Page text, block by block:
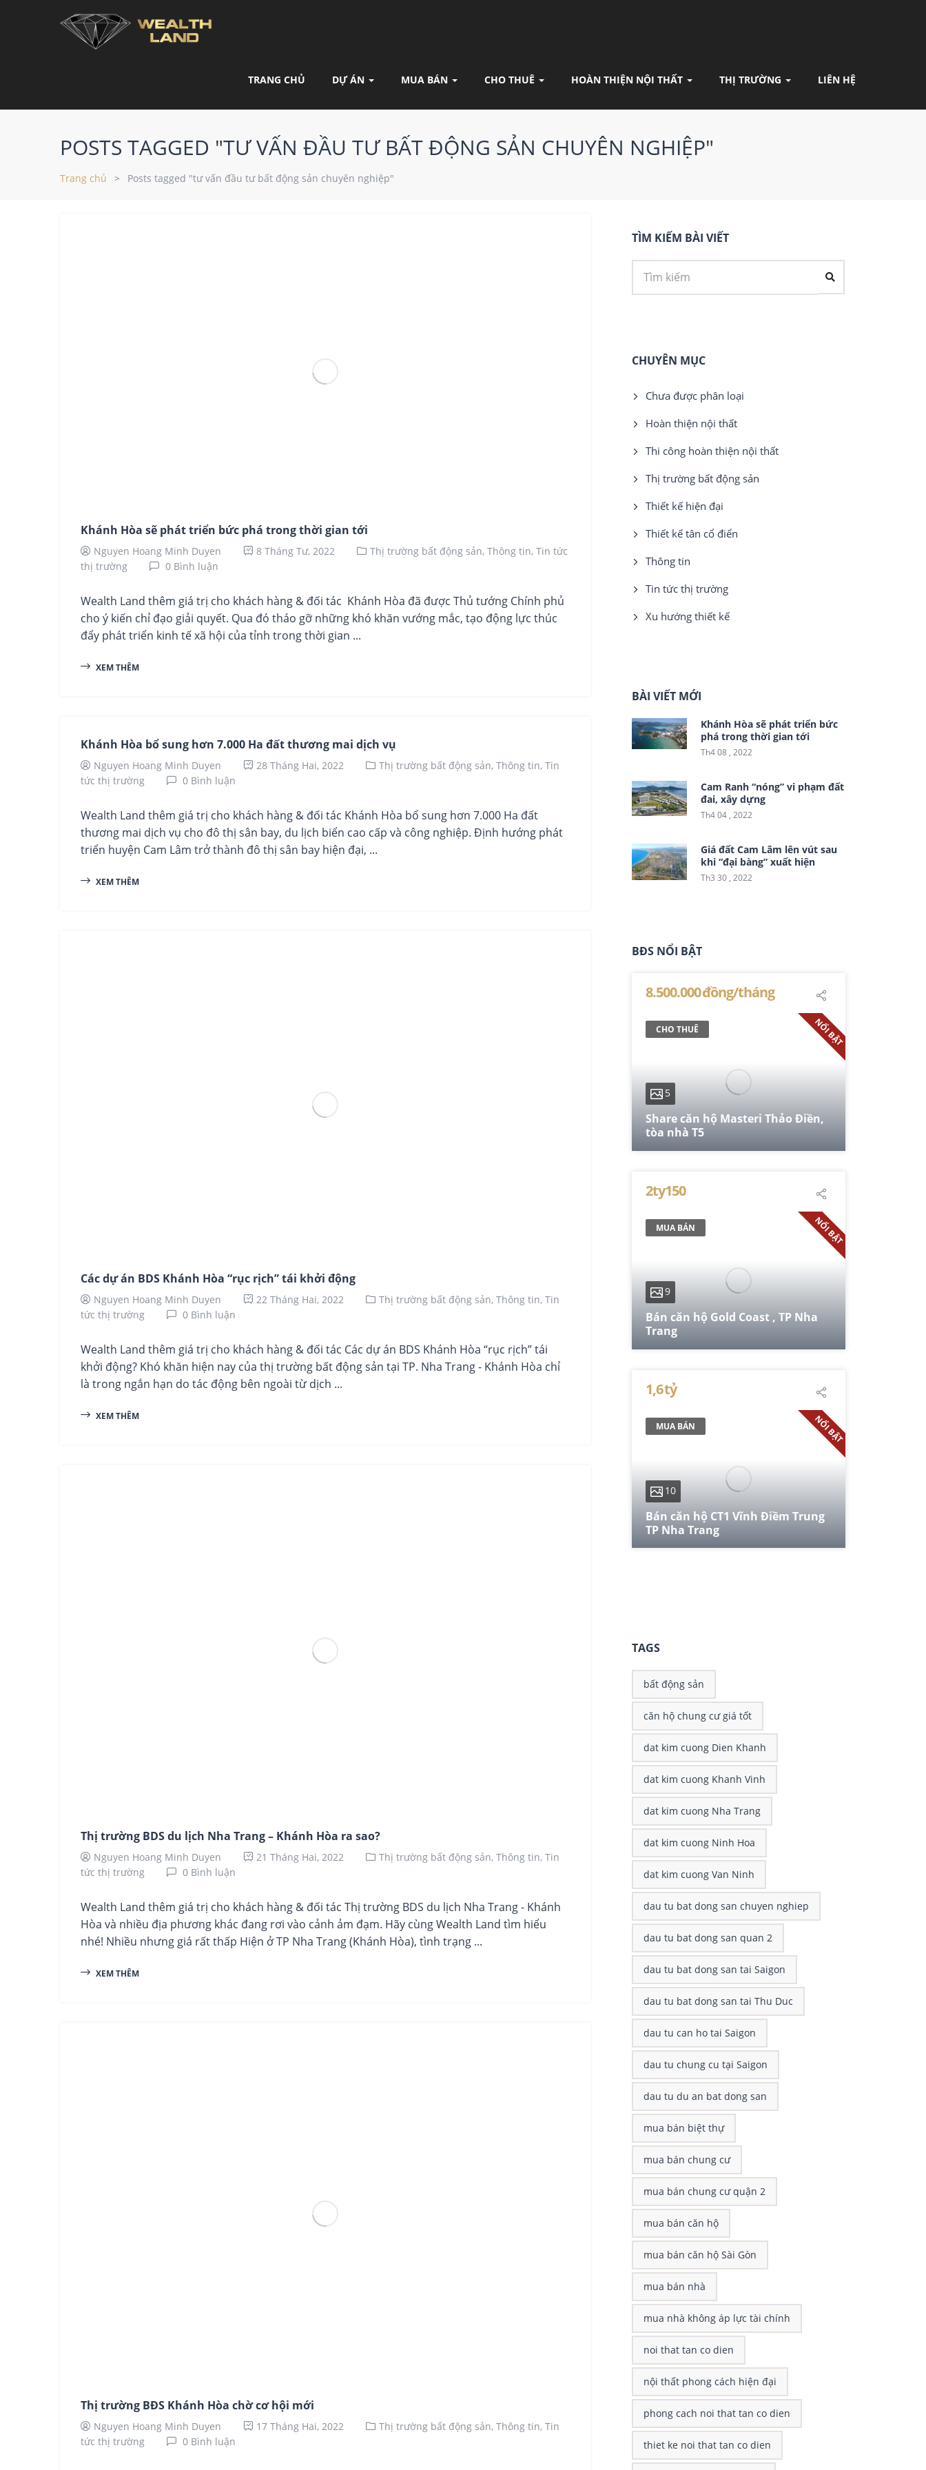
TRANG CHỦ DỰ ÁN MUA BÁN CHO THUÊ HOÀN THIỆN NỘI THẤT THỊ TRƯỜNG LIÊN HỆ
POSTS TAGGED "TƯ VẤN ĐẦU TƯ BẤT ĐỘNG SẢN CHUYÊN NGHIỆP"
Trang chủ Posts tagged "tư vấn đầu tư bất động sản chuyên nghiệp"
Khánh Hòa sẽ phát triển bức phá trong thời gian tới
Nguyen Hoang Minh Duyen 8 Tháng Tư, 2022 Thị trường bất động sản, Thông tin, Tin tức
thị trường
0 Bình luận
Wealth Land thêm giá trị cho khách hàng & đối tác Khánh Hòa đã được Thủ tướng Chính phủ
cho ý kiến chỉ đạo giải quyết. Qua đó tháo gỡ những khó khăn vướng mắc, tạo động lực thúc
đẩy phát triển kinh tế xã hội của tỉnh trong thời gian ...
XEM THÊM
Khánh Hòa bổ sung hơn 7.000 Ha đất thương mai dịch vụ
Nguyen Hoang Minh Duyen 28 Tháng Hai, 2022 Thị trường bất động sản, Thông tin, Tin
tức thị trường
0 Bình luận
Wealth Land thêm giá trị cho khách hàng & đối tác Khánh Hòa bổ sung hơn 7.000 Ha đất
thương mai dịch vụ cho đô thị sân bay, du lịch biển cao cấp và công nghiệp. Định hướng phát
triển huyện Cam Lâm trở thành đô thị sân bay hiện đại, ...
XEM THÊM
Các dự án BDS Khánh Hòa “rục rịch” tái khởi động
Nguyen Hoang Minh Duyen 22 Tháng Hai, 2022 Thị trường bất động sản, Thông tin, Tin
tức thị trường
0 Bình luận
Wealth Land thêm giá trị cho khách hàng & đối tác Các dự án BDS Khánh Hòa “rục rịch” tái
khởi động? Khó khăn hiện nay của thị trường bất động sản tại TP. Nha Trang - Khánh Hòa chỉ
là trong ngắn hạn do tác động bên ngoài từ dịch ...
XEM THÊM
Thị trường BDS du lịch Nha Trang – Khánh Hòa ra sao?
Nguyen Hoang Minh Duyen 21 Tháng Hai, 2022 Thị trường bất động sản, Thông tin, Tin
tức thị trường
0 Bình luận
Wealth Land thêm giá trị cho khách hàng & đối tác Thị trường BDS du lịch Nha Trang - Khánh
Hòa và nhiều địa phương khác đang rơi vào cảnh ảm đạm. Hãy cùng Wealth Land tìm hiểu
nhé! Nhiều nhưng giá rất thấp Hiện ở TP Nha Trang (Khánh Hòa), tình trạng ...
XEM THÊM
Thị trường BĐS Khánh Hòa chờ cơ hội mới
Nguyen Hoang Minh Duyen 17 Tháng Hai, 2022 Thị trường bất động sản, Thông tin, Tin
tức thị trường
0 Bình luận
TÌM KIẾM BÀI VIẾT
CHUYÊN MỤC
Chưa được phân loại
Hoàn thiện nội thất
Thi công hoàn thiện nội thất
Thị trường bất động sản
Thiết kế hiện đại
Thiết kế tân cổ điển
Thông tin
Tin tức thị trường
Xu hướng thiết kế
BÀI VIẾT MỚI
Khánh Hòa sẽ phát triển bức
phá trong thời gian tới
Th4 08 , 2022
Cam Ranh “nóng” vi phạm đất
đai, xây dựng
Th4 04 , 2022
Giá đất Cam Lâm lên vút sau
khi “đại bàng” xuất hiện
Th3 30 , 2022
BĐS NỔI BẬT
8.500.000 đồng/tháng
CHO THUÊ NỔI BẬT
5
Share căn hộ Masteri Thảo Điền,
tòa nhà T5
2ty150
MUA BÁN NỔI BẬT
9
Bán căn hộ Gold Coast , TP Nha
Trang
1,6 tỷ
MUA BÁN NỔI BẬT
10
Bán căn hộ CT1 Vĩnh Điềm Trung
TP Nha Trang
TAGS
bất động sản
căn hộ chung cư giá tốt
dat kim cuong Dien Khanh
dat kim cuong Khanh Vinh
dat kim cuong Nha Trang
dat kim cuong Ninh Hoa
dat kim cuong Van Ninh
dau tu bat dong san chuyen nghiep
dau tu bat dong san quan 2
dau tu bat dong san tai Saigon
dau tu bat dong san tai Thu Duc
dau tu can ho tai Saigon
dau tu chung cu tại Saigon
dau tu du an bat dong san
mua bán biệt thự
mua bán chung cư
mua bán chung cư quận 2
mua bán căn hộ
mua bán căn hộ Sài Gòn
mua bán nhà
mua nhà không áp lực tài chính
noi that tan co dien
nội thất phong cách hiện đại
phong cach noi that tan co dien
thiet ke noi that tan co dien